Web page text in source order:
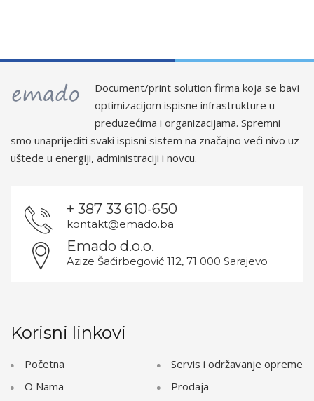
Document/print solution firma koja se bavi
optimizacijom ispisne infrastrukture u
preduzećima i organizacijama. Spremni
smo unaprijediti svaki ispisni sistem na značajno veći nivo uz
uštede u energiji, administraciji i novcu.
+ 387 33 610-650
kontakt@emado.ba
Emado d.o.o.
Azize Šaćirbegović 112, 71 000 Sarajevo
Korisni linkovi
Početna
O Nama
Servis i održavanje opreme
Prodaja